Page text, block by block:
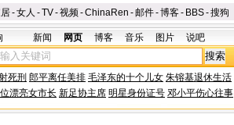
-女人 -TV-视频-ChinaRen -邮件-博客- BBS-搜狗
新闻 网页 博客 音乐 图片 说吧
死刑 郎平离任美排 毛泽东的十个儿女 朱镕基退休生活
漂亮女市长 新足协主席 明星身份证号 邓小平伤心往事